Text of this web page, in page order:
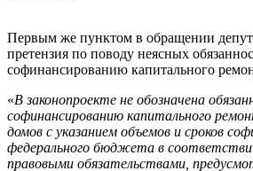
Первым же пунктом в обращении
претензия по поводу неясных
софинансированию капитального
«В законопроекте не обозначена
софинансированию капитального
домов с указанием объемов и сроков
федерального бюджета в
правовыми обязательствами,